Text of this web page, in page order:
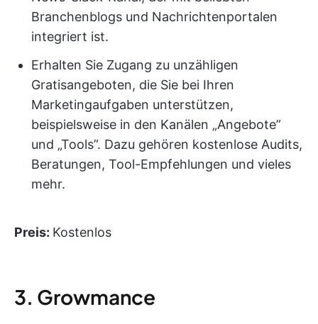
Branchenblogs und Nachrichtenportalen
integriert ist.
Erhalten Sie Zugang zu unzähligen
Gratisangeboten, die Sie bei Ihren
Marketingaufgaben unterstützen,
beispielsweise in den Kanälen „Angebote”
und „Tools”. Dazu gehören kostenlose Audits,
Beratungen, Tool-Empfehlungen und vieles
mehr.
Preis: Kostenlos
3. Growmance